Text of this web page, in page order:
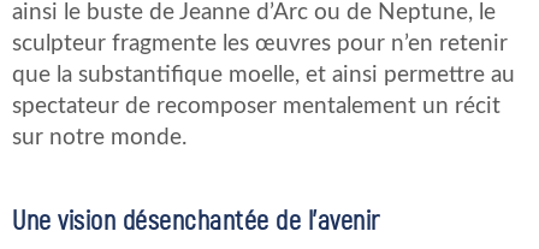
ainsi le buste de Jeanne d’Arc ou de Neptune, le
sculpteur fragmente les œuvres pour n’en retenir
que la substantifique moelle, et ainsi permettre au
spectateur de recomposer mentalement un récit
sur notre monde.
Une vision désenchantée de l’avenir